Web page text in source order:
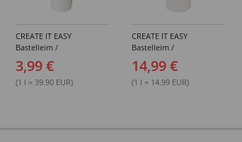
CREATE IT EASY
Bastelleim /
Buchbinderleim, 100 ml
3,99 €
(1 l = 39.90 EUR)
CREATE IT EASY
Bastelleim /
Buchbinderleim, 1000 ml
14,99 €
(1 l = 14.99 EUR)